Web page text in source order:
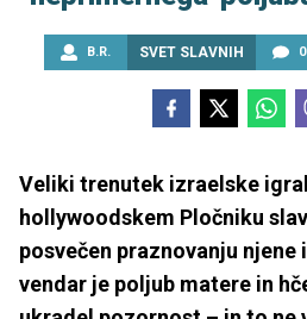
B.R. SVET SLAVNIH 0
Veliki trenutek izraelske
hollywoodskem Pločniku
posvečen praznovanju
vendar je poljub matere in